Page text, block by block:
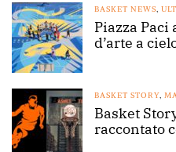
BASKET NEWS,
Piazza Paci
d’arte a
BASKET STORY,
Basket
raccontato